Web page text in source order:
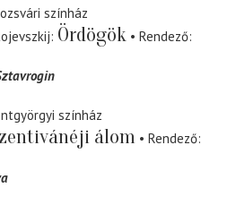
színház
Ördögök
Rendező
színház
álom
Rendező